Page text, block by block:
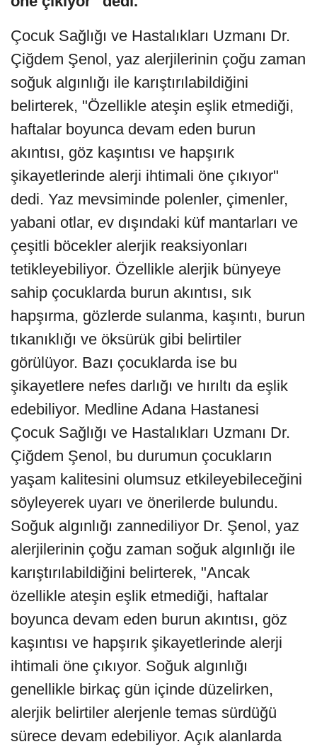
Çocuk Sağlığı ve Hastalıkları Uzmanı Dr.
Çiğdem Şenol, yaz alerjilerinin çoğu zaman
soğuk algınlığı ile karıştırılabildiğini
belirterek, "Özellikle ateşin eşlik etmediği,
haftalar boyunca devam eden burun
akıntısı, göz kaşıntısı ve hapşırık
şikayetlerinde alerji ihtimali öne çıkıyor"
dedi. Yaz mevsiminde polenler, çimenler,
yabani otlar, ev dışındaki küf mantarları ve
çeşitli böcekler alerjik reaksiyonları
tetikleyebiliyor. Özellikle alerjik bünyeye
sahip çocuklarda burun akıntısı, sık
hapşırma, gözlerde sulanma, kaşıntı, burun
tıkanıklığı ve öksürük gibi belirtiler
görülüyor. Bazı çocuklarda ise bu
şikayetlere nefes darlığı ve hırıltı da eşlik
edebiliyor. Medline Adana Hastanesi
Çocuk Sağlığı ve Hastalıkları Uzmanı Dr.
Çiğdem Şenol, bu durumun çocukların
yaşam kalitesini olumsuz etkileyebileceğini
söyleyerek uyarı ve önerilerde bulundu.
Soğuk algınlığı zannediliyor Dr. Şenol, yaz
alerjilerinin çoğu zaman soğuk algınlığı ile
karıştırılabildiğini belirterek, "Ancak
özellikle ateşin eşlik etmediği, haftalar
boyunca devam eden burun akıntısı, göz
kaşıntısı ve hapşırık şikayetlerinde alerji
ihtimali öne çıkıyor. Soğuk algınlığı
genellikle birkaç gün içinde düzelirken,
alerjik belirtiler alerjenle temas sürdüğü
sürece devam edebiliyor. Açık alanlarda